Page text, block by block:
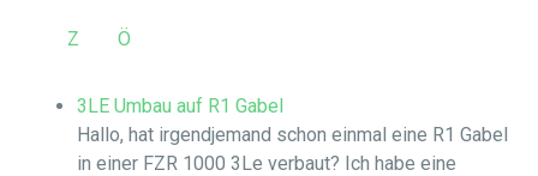
Z Ö
3LE Umbau auf R1 Gabel
Hallo, hat irgendjemand schon einmal eine R1 Gabel
in einer FZR 1000 3Le verbaut? Ich habe eine